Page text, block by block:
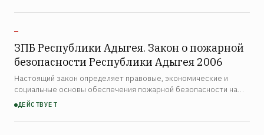
—
ЗПБ Республики Адыгея. Закон о пожарной
безопасности Республики Адыгея 2006
Настоящий закон определяет правовые, экономические и
социальные основы обеспечения пожарной безопасности на
территории Республики Адыгея. Закон (2006 год)
республики, орг…
ДЕЙСТВУЕТ